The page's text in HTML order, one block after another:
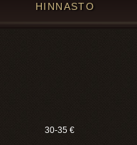
HINNASTO
30-35 €